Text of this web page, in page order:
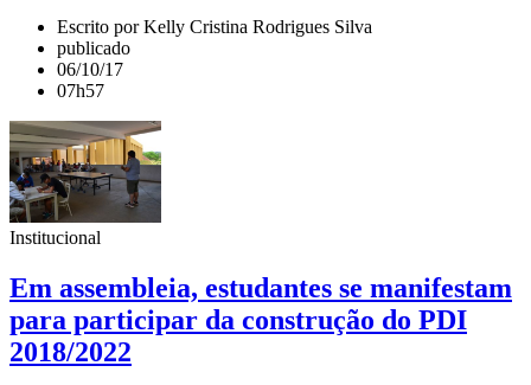
Escrito por Kelly Cristina Rodrigues Silva
publicado
06/10/17
07h57
Institucional
Em assembleia, estudantes se manifestam
para participar da construção do PDI
2018/2022